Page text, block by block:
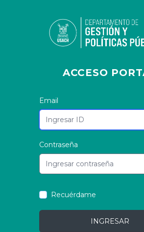
ACCESO
Email
Contraseña
Recuérdame
INGRESAR